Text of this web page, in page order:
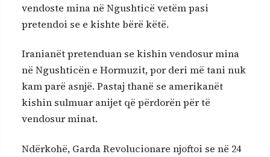
vendoste mina në Ngushticë vetëm pasi
pretendoi se e kishte bërë këtë.
Iranianët pretenduan se kishin vendosur mina
në Ngushticën e Hormuzit, por deri më tani nuk
kam parë asnjë. Pastaj thanë se amerikanët
kishin sulmuar anijet që përdorën për të
vendosur minat.
Ndërkohë, Garda Revolucionare njoftoi se në 24